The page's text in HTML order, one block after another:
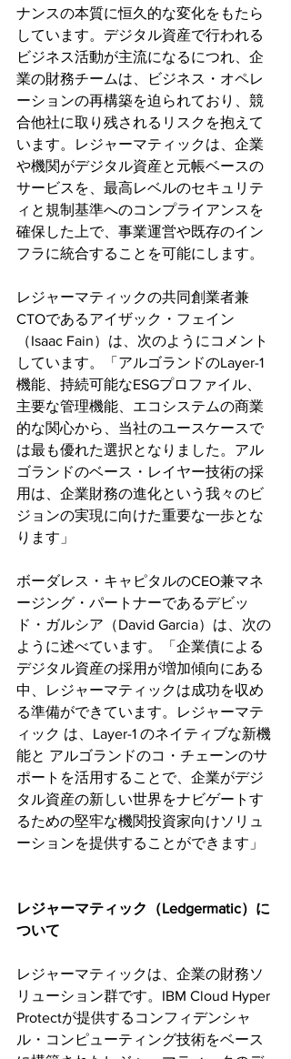
ナンスの本質に恒久的な変化をもたら
しています。デジタル資産で行われる
ビジネス活動が主流になるにつれ、企
業の財務チームは、ビジネス・オペレ
ーションの再構築を迫られており、競
合他社に取り残されるリスクを抱えて
います。レジャーマティックは、企業
や機関がデジタル資産と元帳ベースの
サービスを、最高レベルのセキュリテ
ィと規制基準へのコンプライアンスを
確保した上で、事業運営や既存のイン
フラに統合することを可能にします。
レジャーマティックの共同創業者兼
CTOであるアイザック・フェイン
（Isaac Fain）は、次のようにコメント
しています。「アルゴランドのLayer-1
機能、持続可能なESGプロファイル、
主要な管理機能、エコシステムの商業
的な関心から、当社のユースケースで
は最も優れた選択となりました。アル
ゴランドのベース・レイヤー技術の採
用は、企業財務の進化という我々のビ
ジョンの実現に向けた重要な一歩とな
ります」
ボーダレス・キャピタルのCEO兼マネ
ージング・パートナーであるデビッ
ド・ガルシア（David Garcia）は、次の
ように述べています。「企業債による
デジタル資産の採用が増加傾向にある
中、レジャーマティックは成功を収め
る準備ができています。レジャーマテ
ィック は、Layer-1 のネイティブな新機
能と アルゴランドのコ・チェーンのサ
ポートを活用することで、企業がデジ
タル資産の新しい世界をナビゲートす
るための堅牢な機関投資家向けソリュ
ーションを提供することができます」
レジャーマティック（Ledgermatic）に
ついて
レジャーマティックは、企業の財務ソ
リューション群です。IBM Cloud Hyper
Protectが提供するコンフィデンシャ
ル・コンピューティング技術をベース